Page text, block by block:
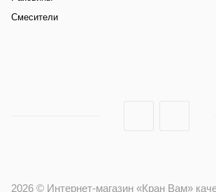
Смесители
2026 © Интернет-магазин «Кран Вам»